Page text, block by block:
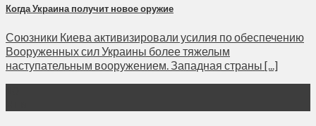
Когда Украина получит новое оружие
Союзники Киева активизировали усилия по обеспечению
Вооруженных сил Украины более тяжелым
наступательным вооружением. Западная страны [...]